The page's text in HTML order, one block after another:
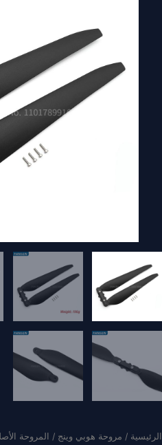
الرئيسية / مروحة هوبي وينج